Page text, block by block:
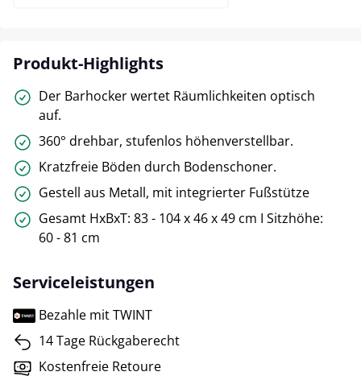
Produkt-Highlights
Der Barhocker wertet Räumlichkeiten optisch
auf.
360° drehbar, stufenlos höhenverstellbar.
Kratzfreie Böden durch Bodenschoner.
Gestell aus Metall, mit integrierter Fußstütze
Gesamt HxBxT: 83 - 104 x 46 x 49 cm I Sitzhöhe:
60 - 81 cm
Serviceleistungen
Bezahle mit TWINT
14 Tage Rückgaberecht
Kostenfreie Retoure